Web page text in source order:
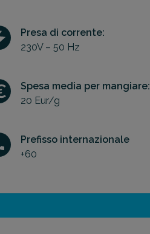
Presa di corrente:
230V – 50 Hz
Spesa media per mangiare:
20 Eur/g
Prefisso internazionale
+60